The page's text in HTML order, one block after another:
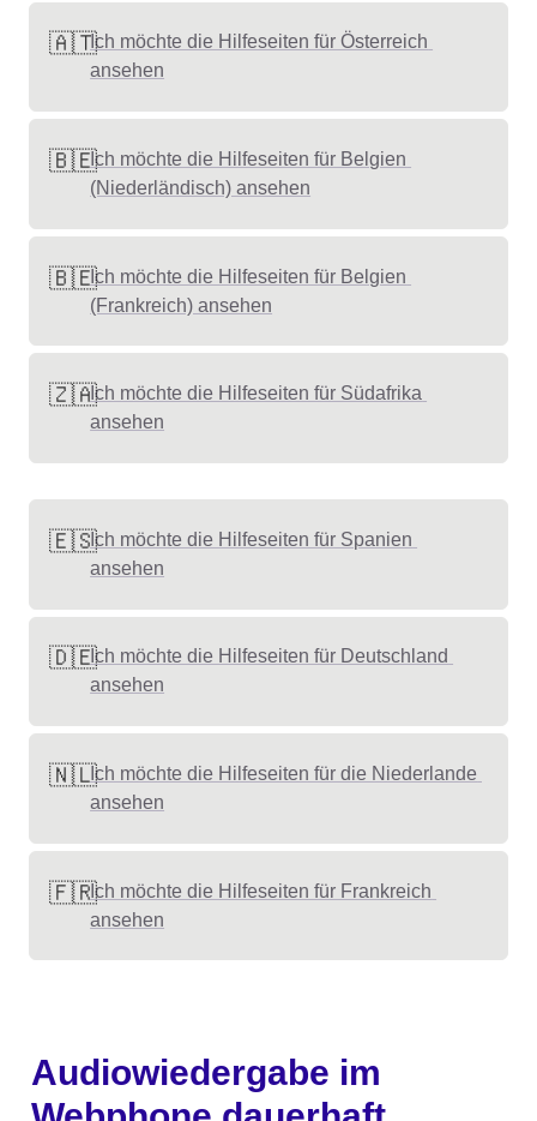
🇦🇹Ich möchte die Hilfeseiten für Österreich
ansehen
🇧🇪Ich möchte die Hilfeseiten für Belgien
(Niederländisch) ansehen
🇧🇪Ich möchte die Hilfeseiten für Belgien
(Frankreich) ansehen
🇿🇦Ich möchte die Hilfeseiten für Südafrika
ansehen
🇪🇸Ich möchte die Hilfeseiten für Spanien
ansehen
🇩🇪Ich möchte die Hilfeseiten für Deutschland
ansehen
🇳🇱Ich möchte die Hilfeseiten für die Niederlande
ansehen
🇫🇷Ich möchte die Hilfeseiten für Frankreich
ansehen
Audiowiedergabe im